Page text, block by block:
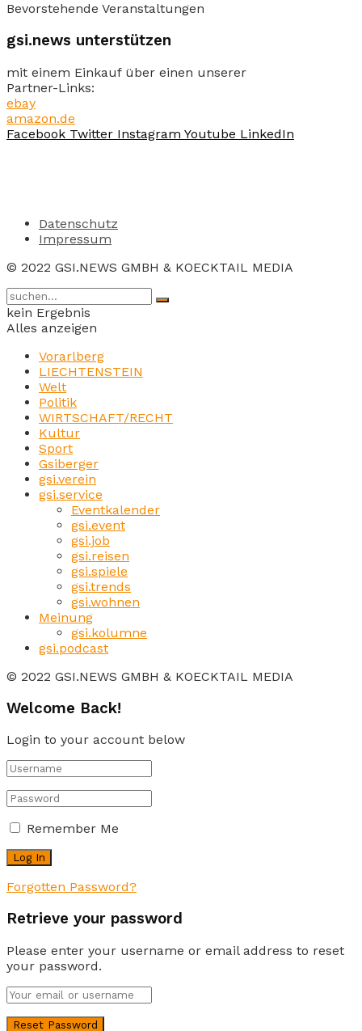
Bevorstehende Veranstaltungen
gsi.news unterstützen
mit einem Einkauf über einen unserer
Partner-Links:
ebay
amazon.de
Facebook Twitter Instagram Youtube LinkedIn
Datenschutz
Impressum
© 2022 GSI.NEWS GMBH & KOECKTAIL MEDIA
kein Ergebnis
Alles anzeigen
Vorarlberg
LIECHTENSTEIN
Welt
Politik
WIRTSCHAFT/RECHT
Kultur
Sport
Gsiberger
gsi.verein
gsi.service
Eventkalender
gsi.event
gsi.job
gsi.reisen
gsi.spiele
gsi.trends
gsi.wohnen
Meinung
gsi.kolumne
gsi.podcast
© 2022 GSI.NEWS GMBH & KOECKTAIL MEDIA
Welcome Back!
Login to your account below
Remember Me
Forgotten Password?
Retrieve your password
Please enter your username or email address to reset
your password.